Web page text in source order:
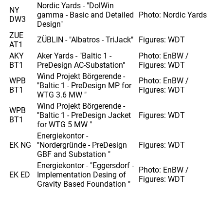
NY
DW3
Nordic Yards - "DolWin
gamma - Basic and Detailed
Design"
Photo: Nordic Yards
ZUE
AT1
ZÜBLIN - "Albatros - TriJack"
Figures: WDT
AKY
BT1
Aker Yards - "Baltic 1 -
PreDesign AC-Substation"
Photo: EnBW /
Figures: WDT
WPB
BT1
Wind Projekt Börgerende -
"Baltic 1 - PreDesign MP for
WTG 3.6 MW "
Photo: EnBW /
Figures: WDT
WPB
BT1
Wind Projekt Börgerende -
"Baltic 1 - PreDesign Jacket
for WTG 5 MW "
Figures: WDT
EK NG
Energiekontor -
"Nordergründe - PreDesign
GBF and Substation "
Figures: WDT
EK ED
Energiekontor - "Eggersdorf -
Implementation Desing of
Gravity Based Foundation "
Photo: EnBW /
Figures: WDT